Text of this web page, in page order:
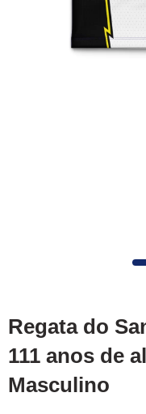
Regata do
111 anos de
Masculino